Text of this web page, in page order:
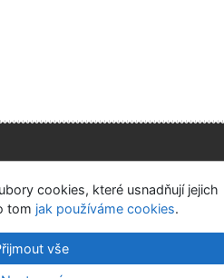
Soukromí
nám Nastavení cookies
Hradec Králové
cookies, které usnadňují jejich
tom jak používáme cookies.
vše